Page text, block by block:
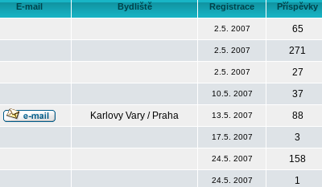
E-mail Bydliště Registrace Příspěvky
2.5. 2007
65
2.5. 2007
271
2.5. 2007
27
10.5. 2007
37
Karlovy Vary / Praha 13.5. 2007
88
17.5. 2007
3
24.5. 2007
158
24.5. 2007
1